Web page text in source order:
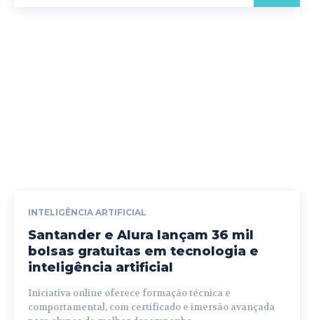
INTELIGÊNCIA ARTIFICIAL
Santander e Alura lançam 36 mil
bolsas gratuitas em tecnologia e
inteligência artificial
Iniciativa online oferece formação técnica e
comportamental, com certificado e imersão avançada